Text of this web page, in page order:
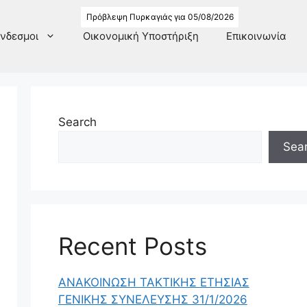
Πρόβλεψη Πυρκαγιάς για 05/08/2026
Οικονομική Υποστήριξη Επικοινωνία
Search
Recent Posts
ΑΝΑΚΟΙΝΩΣΗ ΤΑΚΤΙΚΗΣ ΕΤΗΣΙΑΣ
ΓΕΝΙΚΗΣ ΣΥΝΕΛΕΥΣΗΣ 31/1/2026